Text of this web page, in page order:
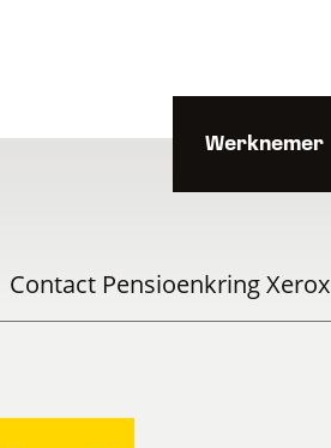
Werknemer
Contact Pensioenkring Xerox